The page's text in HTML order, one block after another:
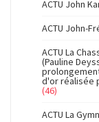
ACTU John
ACTU John-
ACTU La
(Pauline
d'or réalisée
(46)
ACTU La